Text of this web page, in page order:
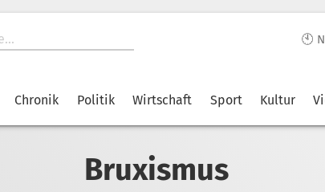
🕙
Chronik Politik Wirtschaft Sport Kultur
Bruxismus